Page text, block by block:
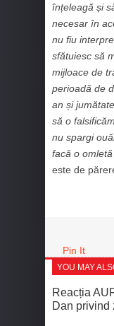
înțeleagă și
necesar în
nu fiu
sfătuiesc să
mijloace de
perioadă de
an și
să o
nu spargi
facă o
este de
Pin It
YOU MAY
Reacția
Dan privind